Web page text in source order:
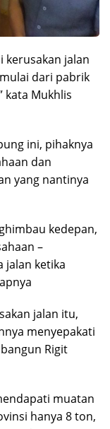
kerusakan jalan
dari pabrik
kata Mukhlis
ini, pihaknya
dan
yang nantinya
kedepan,
–
jalan ketika
jalan itu,
menyepakati
Rigit
muatan
hanya 8 ton,